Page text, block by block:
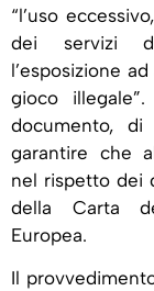
“l’uso
dei servizi
l’esposizione
gioco
documento, di
garantire che
nel rispetto dei
della Carta
Europea.
Il